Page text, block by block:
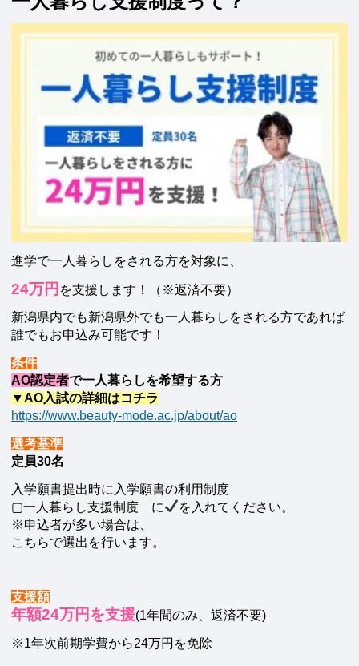
進学で一人暮らしをされる方を対象に、
24万円 を支援します！（※返済不要）
新潟県内でも新潟県外でも一人暮らしをされる方であれば
誰でもお申込み可能です！
条件
AO認定者で一人暮らしを希望する方
▼AO入試の詳細はコチラ
https://www.beauty-mode.ac.jp/about/ao
選考基準
定員30名
入学願書提出時に入学願書の利用制度
▢一人暮らし支援制度 に
を入れてください。
※申込者が多い場合は、
こちらで選出を行います。
支援額
年額24万円を支援(1年間のみ、返済不要)
※1年次前期学費から24万円を免除